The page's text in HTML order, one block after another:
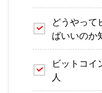
どうやって
ばいいのか
ビットコイ
人